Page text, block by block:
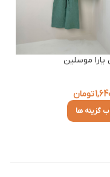
یارا موسلین
تومان
گزینه ها